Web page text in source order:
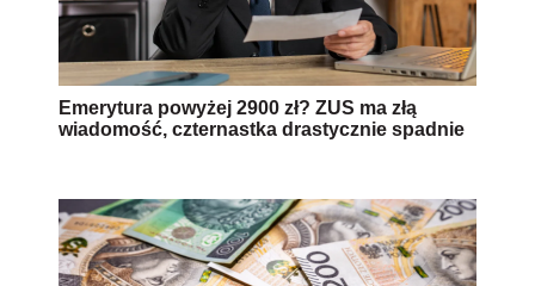
Emerytura powyżej 2900 zł? ZUS ma złą
wiadomość, czternastka drastycznie spadnie